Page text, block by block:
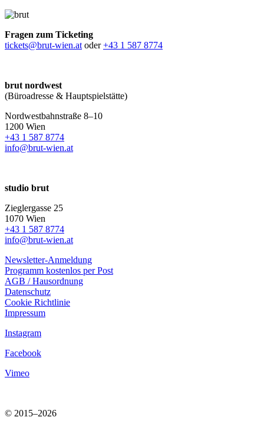
Fragen zum Ticketing
tickets@brut-wien.at oder+43 1 587 8774
brut nordwest
(Büroadresse & Hauptspielstätte)
Nordwestbahnstraße 8–10
1200 Wien
+43 1 587 8774
info@brut-wien.at
studio brut
Zieglergasse 25
1070 Wien
+43 1 587 8774
info@brut-wien.at
Newsletter-Anmeldung
Programm kostenlos per Post
AGB / Hausordnung
Datenschutz
Cookie Richtlinie
Impressum
Instagram
Facebook
Vimeo
© 2015–2026